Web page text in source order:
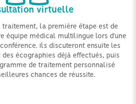
virtuelle
la première étape est de
équipe médical multilingue lors d’une
Ils discuteront ensuite les
des écographies déjà effectués, puis
de traitement personnalisé
chances de réussite.